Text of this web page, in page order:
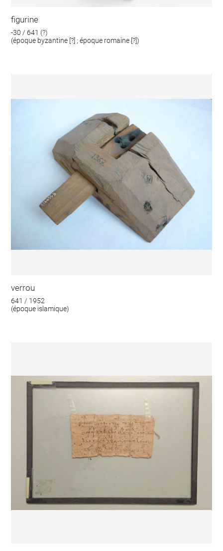
figurine
-30 / 641 (?)
(époque byzantine [?] ; époque romaine [?])
verrou
641 / 1952
(époque islamique)